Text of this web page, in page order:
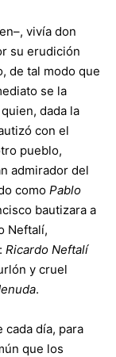
vivía don
su erudición
de tal modo que
se la
dada la
con el
pueblo,
admirador del
como Pablo
bautizara a
Neftalí,
Ricardo Neftalí
y cruel
.
cada día, para
que los